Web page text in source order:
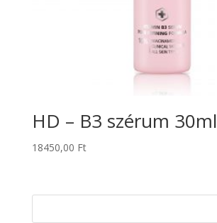
HD – B3 szérum 30ml
18450,00 Ft